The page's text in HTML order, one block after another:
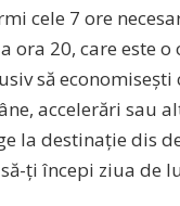
cele 7 ore
ora 20, care este o
să
accelerări sau
la destinație dis
ți începi ziua de